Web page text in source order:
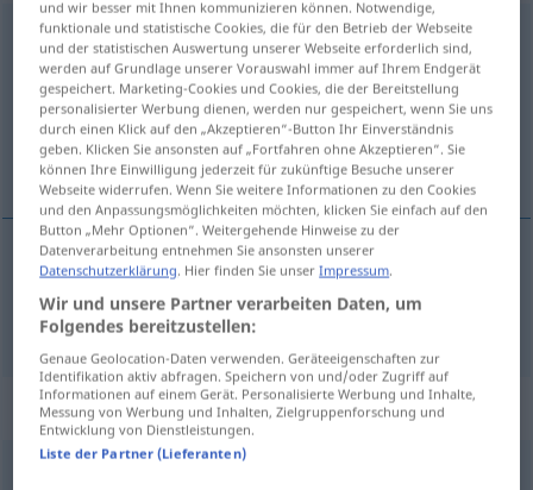
Strafanzeigef
Übersicht aller Übersetzungen
(Für mehr Details die Übersetzung anklicken/antippen)
denúncia
denúnciaf Strafanzeige
Synonyme für "Strafanzeige"
und wir besser mit Ihnen kommunizieren können. Notwendige,
funktionale und statistische Cookies, die für den Betrieb der Webseite
und der statistischen Auswertung unserer Webseite erforderlich sind,
werden auf Grundlage unserer Vorauswahl immer auf Ihrem Endgerät
gespeichert. Marketing-Cookies und Cookies, die der Bereitstellung
personalisierter Werbung dienen, werden nur gespeichert, wenn Sie uns
durch einen Klick auf den „Akzeptieren“-Button Ihr Einverständnis
geben. Klicken Sie ansonsten auf „Fortfahren ohne Akzeptieren“. Sie
können Ihre Einwilligung jederzeit für zukünftige Besuche unserer
Webseite widerrufen. Wenn Sie weitere Informationen zu den Cookies
und den Anpassungsmöglichkeiten möchten, klicken Sie einfach auf den
Button „Mehr Optionen“. Weitergehende Hinweise zu der
Datenverarbeitung entnehmen Sie ansonsten unserer
Datenschutzerklärung. Hier finden Sie unserImpressum.
Wir und unsere Partner verarbeiten Daten, um
Folgendes bereitzustellen:
Genaue Geolocation-Daten verwenden. Geräteeigenschaften zur
Identifikation aktiv abfragen. Speichern von und/oder Zugriff auf
Informationen auf einem Gerät. Personalisierte Werbung und Inhalte,
Messung von Werbung und Inhalten, Zielgruppenforschung und
Entwicklung von Dienstleistungen.
Liste der Partner (Lieferanten)